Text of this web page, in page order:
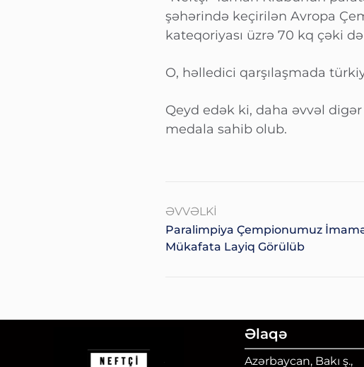
şəhərində keçirilən Avropa
kateqoriyası üzrə 70 kq çəki
O, həlledici qarşılaşmada
Qeyd edək ki, daha əvvəl
medala sahib olub.
ƏVVƏLKI
Paralimpiya Çempionumuz
Mükafata Layiq Görülüb
Əlaqə
Azərbaycan, Bakı ş.,